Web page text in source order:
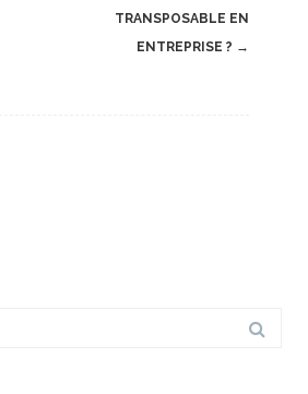
TRANSPOSABLE EN
ENTREPRISE ? →